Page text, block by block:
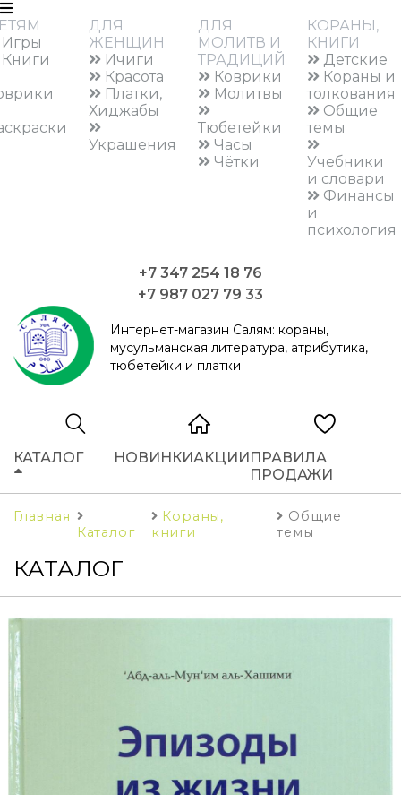
ДЛЯ
ЖЕНЩИН
Ичиги
Красота
Платки,
Хиджабы
Украшения
ДЛЯ
МОЛИТВ И
ТРАДИЦИЙ
Коврики
Молитвы
Тюбетейки
Часы
Чётки
КОРАНЫ,
КНИГИ
Детские
Кораны и
толкования
Общие
темы
Учебники
и словари
Финансы
и
психология
+7 347 254 18 76
+7 987 027 79 33
Интернет-магазин Салям: кораны,
мусульманская литература, атрибутика,
тюбетейки и платки
КАТАЛОГ НОВИНКИАКЦИИПРАВИЛА
ПРОДАЖИ
Главная
Каталог
Кораны,
книги
Общие
темы
КАТАЛОГ